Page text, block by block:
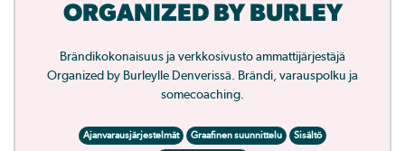
ORGANIZED BY BURLEY
Brändikokonaisuus ja verkkosivusto ammattijärjestäjä
Organized by Burleylle Denverissä. Brändi, varauspolku ja
somecoaching.
Ajanvarausjärjestelmät Graafinen suunnittelu
Sisältö